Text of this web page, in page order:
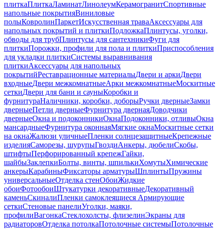
плиткаПлиткаЛаминатЛинолеумКерамогранитСпортивные
напольные покрытияВиниловые
полыКовролинПаркетИскусственная траваАксессуары для
напольных покрытий и плиткиПодложкаПлинтусы, уголки,
обводы для трубПлинтусы для сантехникиФуги для
плиткиПорожки, профили для пола и плиткиПриспособления
для укладки плиткиСистемы выравнивания
плиткиАксессуары для напольных
покрытийРеставрационные материалыДвери и аркиДвери
входныеДвери межкомнатныеАрки межкомнатныеМоскитные
сеткиДвери для бани и сауныКоробки и
фурнитураНаличники, коробки, доборыРучки дверныеЗамки
дверныеПетли дверныеФурнитура двернаяДоводчики
дверныеОкна и подоконникиОкнаПодоконники, отливыОкна
мансардныеФурнитура оконнаяМягкие окнаМоскитные сетки
на окнаЖалюзи уличныеПленки солнцезащитныеКрепежные
изделияСаморезы, шурупыГвоздиАнкеры, дюбелиСкобы,
штифтыПерфорированный крепежГайки,
шайбыЗаклепкиБолты, винты, шпилькиХомутыХимические
анкерыКарабиныФиксаторы арматурыШплинтыПружины
универсальныеОтделка стенОбоиЖидкие
обоиФотообоиШтукатурки декоративныеДекоративный
каменьСкиналиПленки самоклеящиеся Армирующие
сеткиСтеновые панелиУголки, маяки,
профилиВагонкаСтеклохолсты, флизелинЭкраны для
радиаторовОтделка потолкаПотолочные системыПотолочные